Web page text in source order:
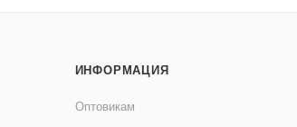
ИНФОРМАЦИЯ
Оптовикам